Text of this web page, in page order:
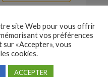
Voir l'offre
site Web pour vous offrir
vos préférences
sur «Accepter», vous
cookies.
ACCEPTER